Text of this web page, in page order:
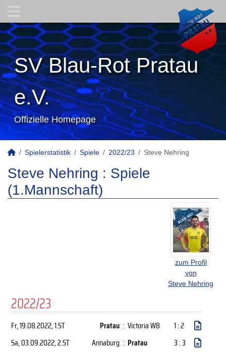
SV Blau-Rot Pratau
e.V.
Offizielle Homepage
Spielerstatistik Spiele 2022/23 Steve Nehring
Steve Nehring : Spiele
(1.Mannschaft)
zum Profil
von
Steve Nehring
2022/23
Fr, 19.08.2022, 1.ST Pratau : Victoria WB
1 : 2
Sa, 03.09.2022, 2.ST Annaburg : Pratau
3 : 3